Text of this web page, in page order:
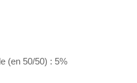
(en 50/50) : 5%